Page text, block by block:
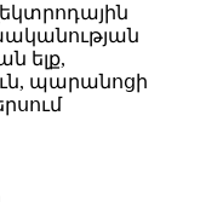
ելք,
պարանոցի